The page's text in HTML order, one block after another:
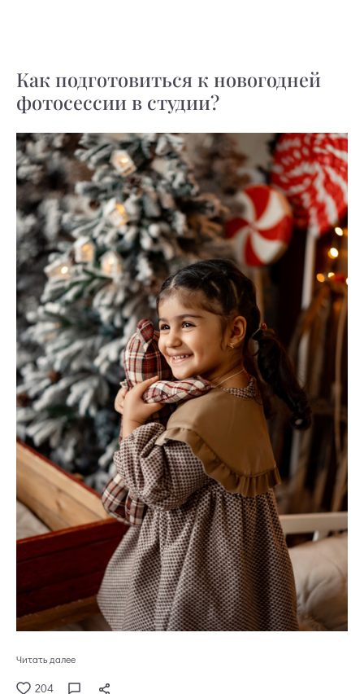
Как подготовиться к новогодней
фотосессии в студии?
Читать далее
204